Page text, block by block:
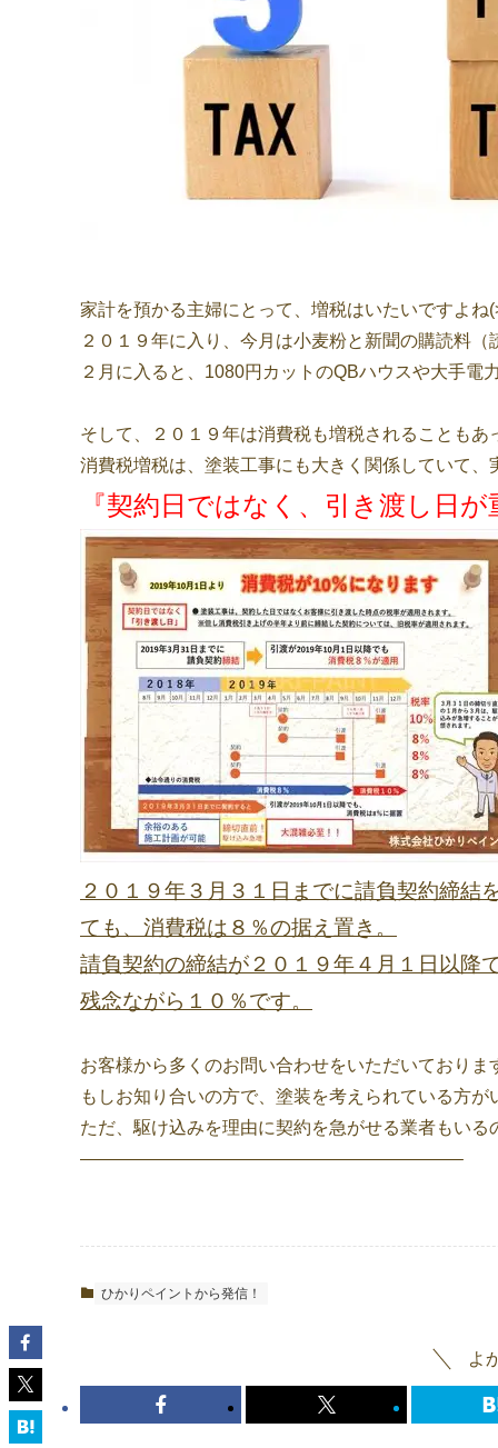
家計を預かる主婦にとって、増税はいたいですよね
２０１９年に入り、今月は小麦粉と新聞の購読料
２月に入ると、1080円カットのQBハウスや大手電
そして、２０１９年は消費税も増税されることもあ
消費税増税は、塗装工事にも大きく関係していて
『契約日ではなく、引き渡し日
２０１９年３月３１日までに請負契約締
ても、消費税は８％の据え置き。
請負契約の締結が２０１９年４月１日以降
残念ながら１０％です。
お客様から多くのお問い合わせをいただいており
もしお知り合いの方で、塗装を考えられている方
ただ、駆け込みを理由に契約を急がせる業者もい
—————————————————————–
ひかりペイントから発信！
よ